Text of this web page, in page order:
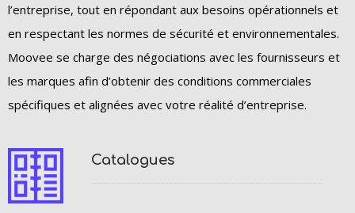
l’entreprise, tout en répondant aux besoins opérationnels et
en respectant les normes de sécurité et environnementales.
Moovee se charge des négociations avec les fournisseurs et
les marques afin d’obtenir des conditions commerciales
spécifiques et alignées avec votre réalité d’entreprise.
Catalogues